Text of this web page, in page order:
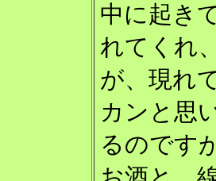
中に起き
れてくれ
が、現れ
カンと思
るのです